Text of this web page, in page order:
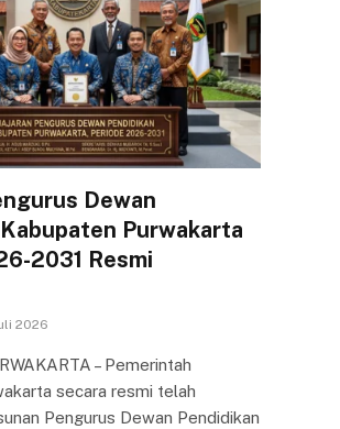
Dewan
Purwakarta
2031 Resmi
2026
– Pemerintah
secara resmi telah
Pengurus Dewan Pendidikan